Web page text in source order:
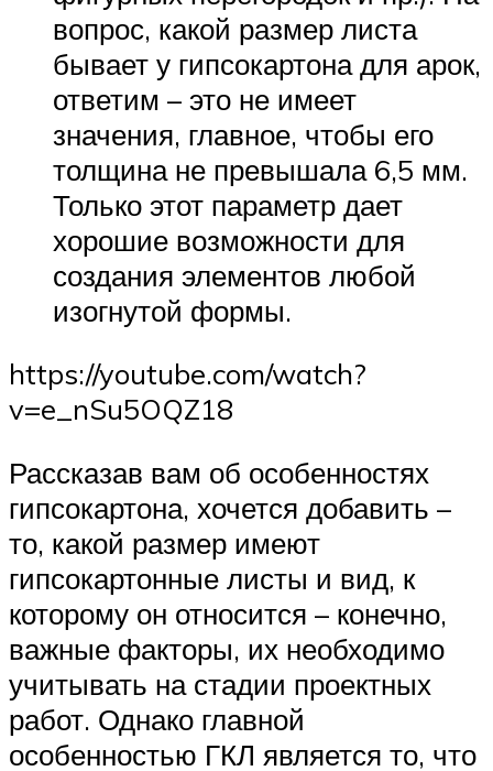
вопрос, какой размер листа
бывает у гипсокартона для арок,
ответим – это не имеет
значения, главное, чтобы его
толщина не превышала 6,5 мм.
Только этот параметр дает
хорошие возможности для
создания элементов любой
изогнутой формы.
https://youtube.com/watch?
v=e_nSu5OQZ18
Рассказав вам об особенностях
гипсокартона, хочется добавить –
то, какой размер имеют
гипсокартонные листы и вид, к
которому он относится – конечно,
важные факторы, их необходимо
учитывать на стадии проектных
работ. Однако главной
особенностью ГКЛ является то, что